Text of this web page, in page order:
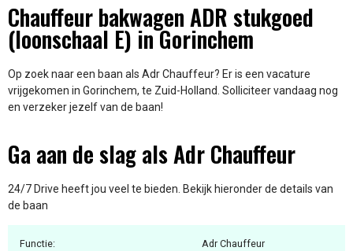
Chauffeur bakwagen ADR stukgoed
(loonschaal E) in Gorinchem
Op zoek naar een baan als Adr Chauffeur? Er is een vacature
vrijgekomen in Gorinchem, te Zuid-Holland. Solliciteer vandaag nog
en verzeker jezelf van de baan!
Ga aan de slag als Adr Chauffeur
24/7 Drive heeft jou veel te bieden. Bekijk hieronder de details van
de baan
Functie: Adr Chauffeur